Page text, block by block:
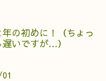
年の初めに！（ちょっ
いですが…）